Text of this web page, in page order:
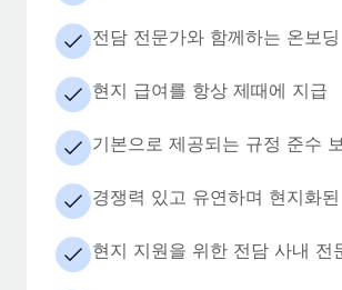
전담 전문가와 함께하는 온보딩
현지 급여를 항상 제때에 지급
기본으로 제공되는 규정 준수
경쟁력 있고 유연하며 현지화
현지 지원을 위한 전담 사내 전